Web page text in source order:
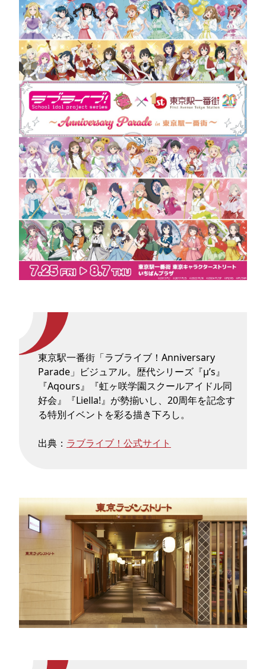
東京駅一番街「ラブライブ！Anniversary
Parade」ビジュアル。歴代シリーズ『μ’s』
『Aqours』『虹ヶ咲学園スクールアイドル同
好会』『Liella!』が勢揃いし、20周年を記念す
る特別イベントを彩る描き下ろし。
出典： ラブライブ！公式サイト